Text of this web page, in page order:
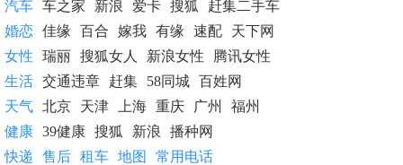
汽车 车之家 新浪 爱卡 搜狐
赶集二手车
婚恋 佳缘 百合 嫁我 有缘 速配
天下网
女性
瑞丽 搜狐女人 新浪女性
腾讯女性
生活 交通违章 赶集 58同城 百姓网
天气 北京 天津 上海 重庆 广州
福州
健康 39健康 搜狐 新浪
播种网
快递
售后 租车 地图 常用电话